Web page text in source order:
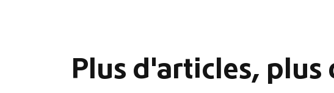
Plus d'articles, plus